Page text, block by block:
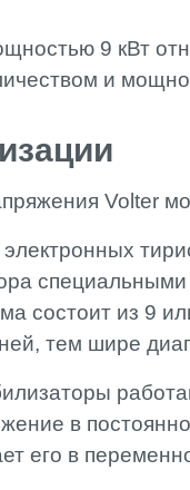
9 кВт
и
Volter
состоит из 9
тем шире
в
его в